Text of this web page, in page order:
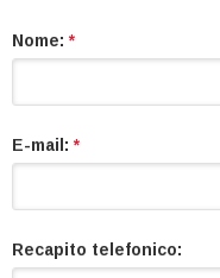
Nome: *
E-mail: *
Recapito telefonico: